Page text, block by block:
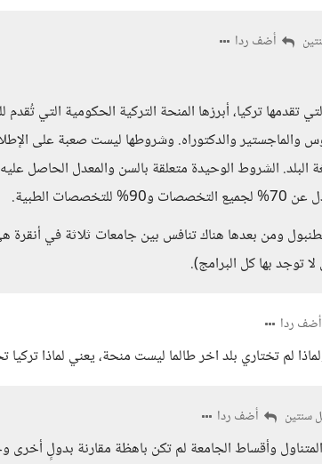
أضف ردا
تقدمها تركيا، أبرزها المنحة التركية الحكومية التي
والماجستير والدكتوراه. وشروطها ليست صعبة على
البلد. الشروط الوحيدة متعلقة بالسن والمعدل الحاصل
ومن بعدها هناك تنافس بين جامعات ثلاثة في أنقرة
توجد بها كل البرامج).
أضف ردا
لم تختاري بلد اخر طالما ليست منحة، يعني لماذا تركيا
سنتين أضف ردا
وأقساط الجامعة لم تكن باهظة مقارنة بدولٍ أخرى